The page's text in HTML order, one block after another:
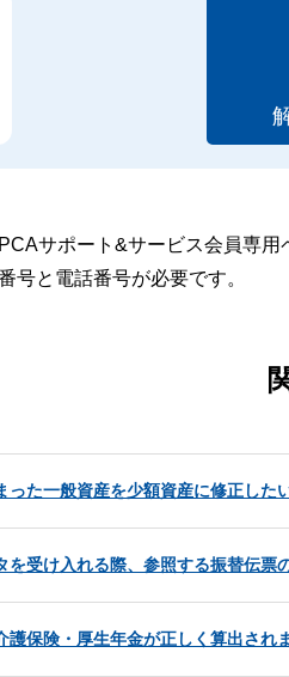
サポート&サービス会員専用
号と電話番号が必要です。
った一般資産を少額資産に修正した
を受け入れる際、参照する振替伝票
護保険・厚生年金が正しく算出されま